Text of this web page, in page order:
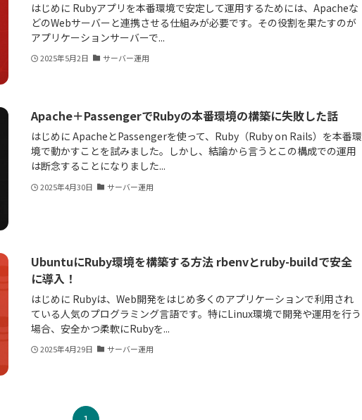
はじめに Rubyアプリを本番環境で安定して運用するためには、Apacheな
どのWebサーバーと連携させる仕組みが必要です。その役割を果たすのが
アプリケーションサーバーで...
2025年5月2日 サーバー運用
Apache＋PassengerでRubyの本番環境の構築に失敗した話
はじめに ApacheとPassengerを使って、Ruby（Ruby on Rails）を本番環
境で動かすことを試みました。しかし、結論から言うとこの構成での運用
は断念することになりました...
2025年4月30日 サーバー運用
UbuntuにRuby環境を構築する方法 rbenvとruby-buildで安全
に導入！
はじめに Rubyは、Web開発をはじめ多くのアプリケーションで利用され
ている人気のプログラミング言語です。特にLinux環境で開発や運用を行う
場合、安全かつ柔軟にRubyを...
2025年4月29日 サーバー運用